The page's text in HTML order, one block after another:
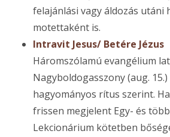
felajánlási vagy áldozás utáni
motettaként is.
Intravit Jesus/ Betére Jézus
Háromszólamú evangélium
Nagyboldogasszony (aug.
hagyományos rítus szerint.
frissen megjelent Egy- és
Lekcionárium kötetben